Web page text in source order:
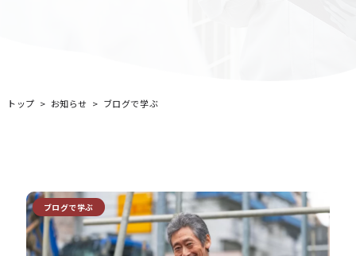
トップ お知らせ ブログで学ぶ
ブログで学ぶ